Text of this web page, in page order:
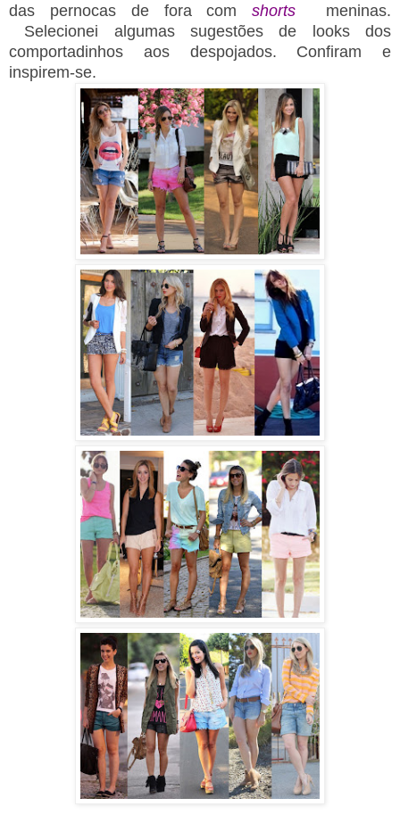
das pernocas de fora comshorts meninas.
Selecionei algumas sugestões de looks dos
comportadinhos aos despojados. Confiram e
inspirem-se.